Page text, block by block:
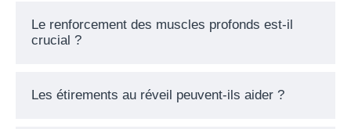
Le renforcement des muscles profonds est-il
crucial ?
Les étirements au réveil peuvent-ils aider ?